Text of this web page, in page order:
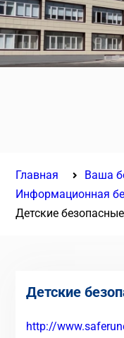
Главная
Ваша
Информационная
Детские
Детские
http://